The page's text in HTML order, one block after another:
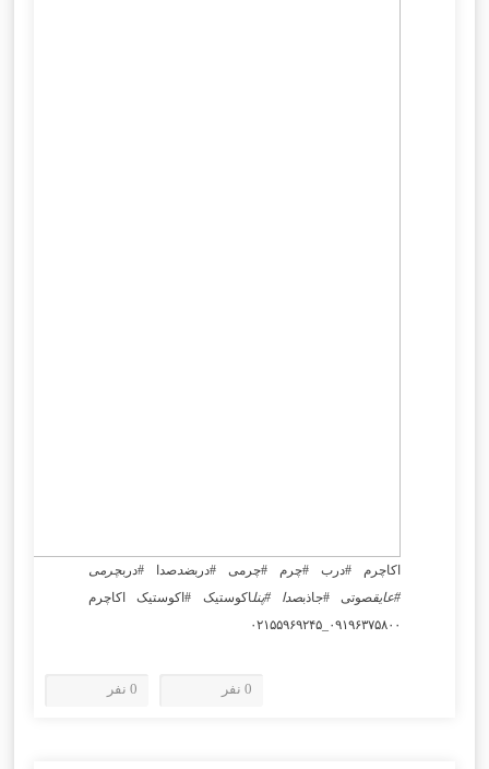
اکاچرم #درب #چرم #چرمی #دربضدصدا #دربچرمی
#عایقصوتی #جاذبصدا #پنلاکوستیک #اکوستیک اکاچرم
۰۹۱۹۶۳۷۵۸۰۰_۰۲۱۵۵۹۶۹۲۴۵
0 نفر 0 نفر